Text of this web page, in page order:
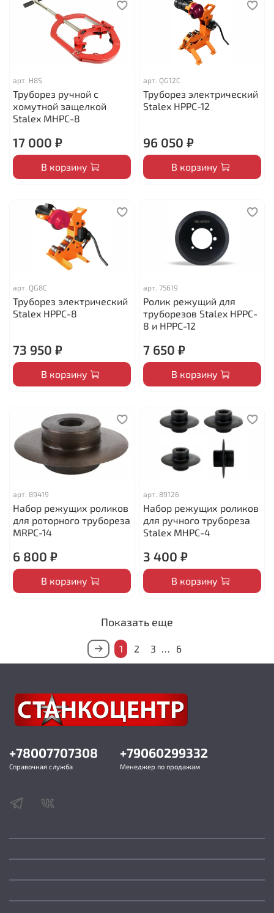
арт. H8S
Труборез ручной с
хомутной защелкой
Stalex MHPC-8
17 000 ₽
В корзину
арт. QG12C
Труборез электрический
Stalex HPPC-12
96 050 ₽
В корзину
арт. QG8C
Труборез электрический
Stalex HPPC-8
73 950 ₽
В корзину
арт. 75619
Ролик режущий для
труборезов Stalex HPPC-
8 и HPPC-12
7 650 ₽
В корзину
арт. 89419
Набор режущих роликов
для роторного трубореза
MRPC-14
6 800 ₽
В корзину
арт. 89126
Набор режущих роликов
для ручного трубореза
Stalex MHPC-4
3 400 ₽
В корзину
Показать еще
1 2 3 … 6
+78007707308
Справочная служба
+79060299332
Менеджер по продажам